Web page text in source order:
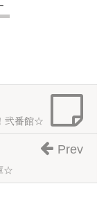
弐番館☆
☆
Prev